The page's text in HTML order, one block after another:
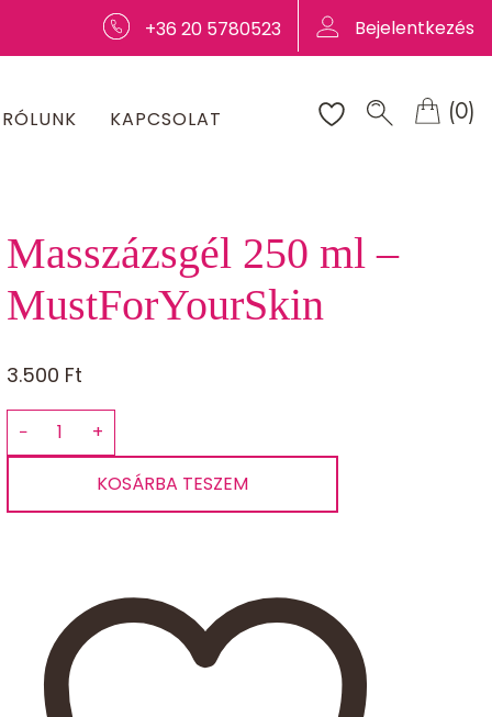
+36 20 5780523 Bejelentkezés
RÓLUNK KAPCSOLAT (0)
Masszázsgél 250 ml –
MustForYourSkin
3.500 Ft
Masszázsgél
− +
KOSÁRBA TESZEM